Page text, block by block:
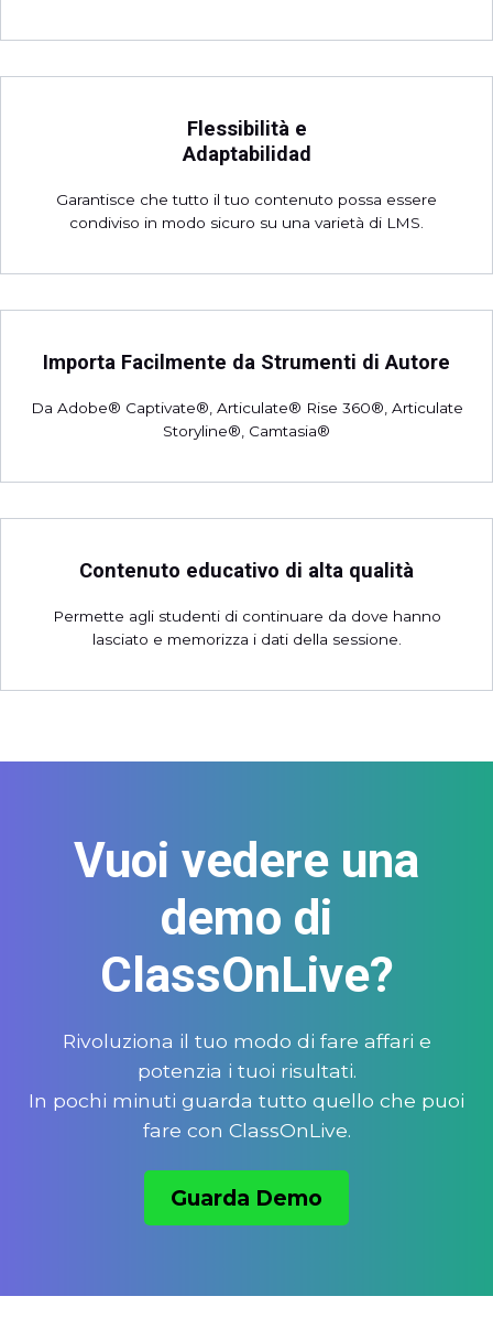
Flessibilità e
Adaptabilidad
Garantisce che tutto il tuo contenuto possa essere
condiviso in modo sicuro su una varietà di LMS.
Importa Facilmente da Strumenti di Autore
Da Adobe® Captivate®, Articulate® Rise 360®, Articulate
Storyline®, Camtasia®
Contenuto educativo di alta qualità
Permette agli studenti di continuare da dove hanno
lasciato e memorizza i dati della sessione.
Vuoi vedere una
demo di
ClassOnLive?
Rivoluziona il tuo modo di fare affari e
potenzia i tuoi risultati.
In pochi minuti guarda tutto quello che puoi
fare con ClassOnLive.
Guarda Demo